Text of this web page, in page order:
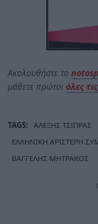
Ακολουθήστε το
μάθετε πρώτοι όλες
TAGS: ΑΛΕΞΗΣ ΤΣΙΠΡΑΣ
ΕΛΛΗΝΙΚΗ ΑΡΙΣΤΕΡΗ
ΒΑΓΓΕΛΗΣ ΜΗΤΡΑΚΟΣ